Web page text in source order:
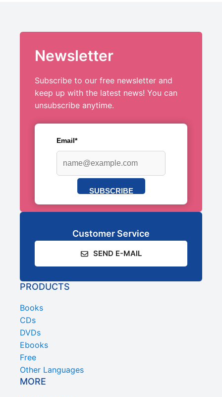
Newsletter
Subscribe to our free newsletter and
keep up with the latest news! You can
unsubscribe anytime.
Email*
SUBSCRIBE
Customer Service
SEND E-MAIL
PRODUCTS
Books
CDs
DVDs
Ebooks
Free
Other Languages
MORE